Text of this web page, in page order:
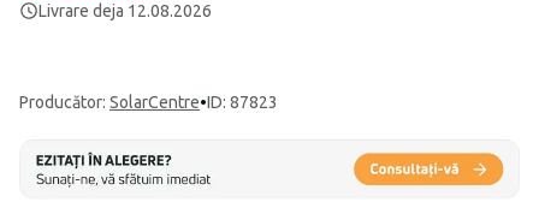
Livrare deja 12.08.2026
Producător: SolarCentre•ID: 87823